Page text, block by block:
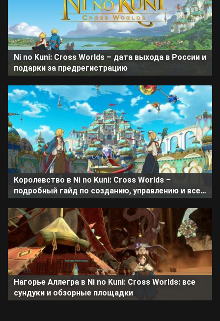
Ni no Kuni: Cross Worlds – дата выхода в России и
подарки за предрегистрацию
Королевство в Ni no Kuni: Cross Worlds –
подробный гайд по созданию, управлению и всем
Нагорье Аллегра в Ni no Kuni: Cross Worlds: все
сундуки и обзорные площадки